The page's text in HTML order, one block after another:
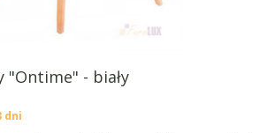
"Ontime" - biały
dni